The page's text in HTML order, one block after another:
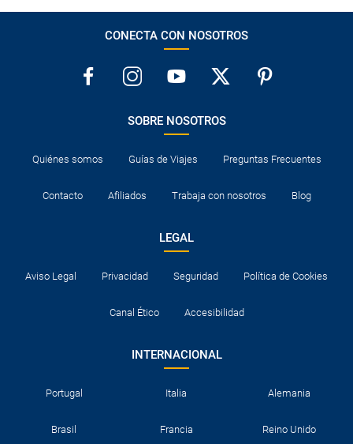
CONECTA CON NOSOTROS
SOBRE NOSOTROS
Quiénes somos Guías de Viajes Preguntas Frecuentes
Contacto Afiliados Trabaja con nosotros Blog
LEGAL
Aviso Legal Privacidad Seguridad Política de Cookies
Canal Ético Accesibilidad
INTERNACIONAL
Portugal Italia Alemania
Brasil Francia Reino Unido